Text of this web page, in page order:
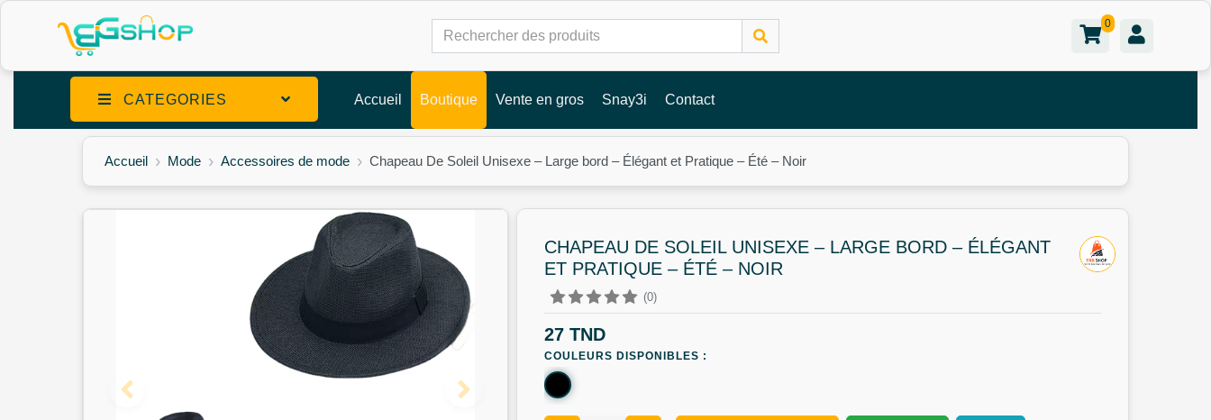
0
CATEGORIES Accueil Boutique Vente en gros Snay3i Contact
Accueil Mode Accessoires de mode Chapeau De Soleil Unisexe – Large bord – Élégant et Pratique – Été – Noir
CHAPEAU DE SOLEIL UNISEXE – LARGE BORD – ÉLÉGANT
ET PRATIQUE – ÉTÉ – NOIR
(0)
27 TND
COULEURS DISPONIBLES :